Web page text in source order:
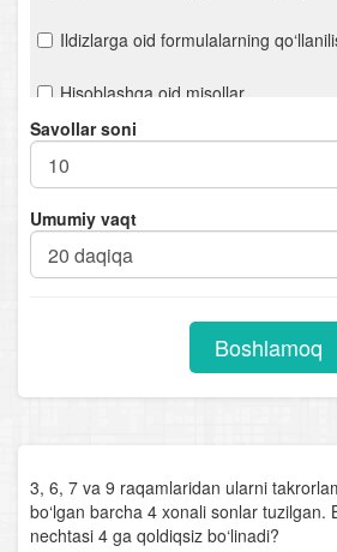
Ildizlarga oid formulalarning
Hisoblashga oid misollar
Ifodalarni soddalashtirish
Chiziqli tenglamalar. Proporsiya
Parametrli kvadrat tenglamalar
Savollar soni
Umumiy vaqt
Boshlamoq
3, 6, 7 va 9 raqamlaridan ularni
bo‘lgan barcha 4 xonali sonlar tuzilgan.
nechtasi 4 ga qoldiqsiz bo‘linadi?